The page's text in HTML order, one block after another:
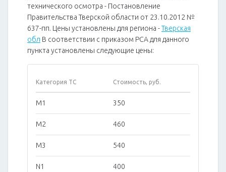
технического осмотра - Постановление
Правительства Тверской области от 23.10.2012 №
637-пп. Цены установлены для региона -Тверская
обл В соответствии с приказом РСА для данного
пункта установлены следующие цены:
Категория ТС Стоимость, руб.
M1 350
M2 460
M3 540
N1 400